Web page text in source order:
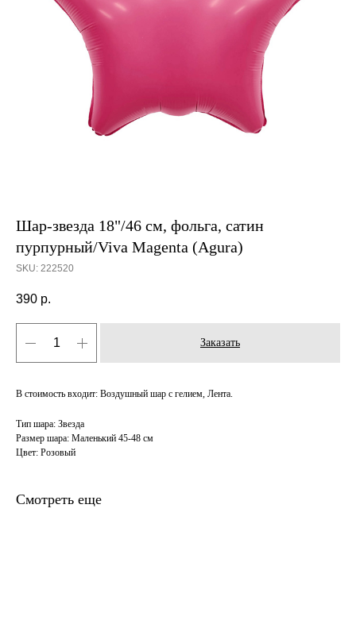
Шар-звезда 18"/46 см, фольга, сатин
пурпурный/Viva Magenta (Agura)
SKU: 222520
390 р.
Заказать
В стоимость входит: Воздушный шар с гелием, Лента.
Тип шара: Звезда
Размер шара: Маленький 45-48 см
Цвет: Розовый
Смотреть еще